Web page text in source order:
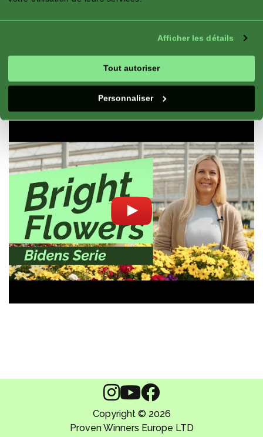
Afficher les détails
Tout autoriser
Personnaliser
Saison:Été
Bon Pour:Pot, Balcon et panier
Floraison continue
Copyright © 2026
Proven Winners Europe LTD